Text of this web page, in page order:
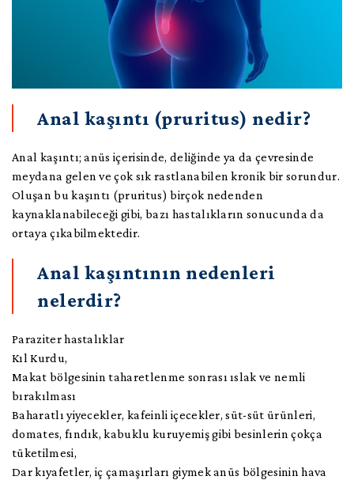
Anal kaşıntı (pruritus) nedir?
Anal kaşıntı; anüs içerisinde, deliğinde ya da çevresinde
meydana gelen ve çok sık rastlanabilen kronik bir sorundur.
Oluşan bu kaşıntı (pruritus) birçok nedenden
kaynaklanabileceği gibi, bazı hastalıkların sonucunda da
ortaya çıkabilmektedir.
Anal kaşıntının nedenleri
nelerdir?
Paraziter hastalıklar
Kıl Kurdu,
Makat bölgesinin taharetlenme sonrası ıslak ve nemli
bırakılması
Baharatlı yiyecekler, kafeinli içecekler, süt-süt ürünleri,
domates, fındık, kabuklu kuruyemiş gibi besinlerin çokça
tüketilmesi,
Dar kıyafetler, iç çamaşırları giymek anüs bölgesinin hava